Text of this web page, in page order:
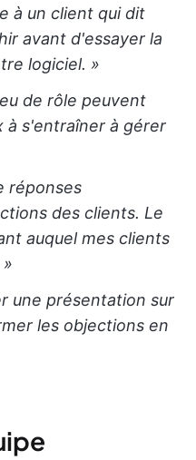
à un client qui dit
avant d'essayer la
logiciel. »
de rôle peuvent
à s'entraîner à gérer
réponses
des clients. Le
auquel mes clients
»
une présentation sur
les objections en